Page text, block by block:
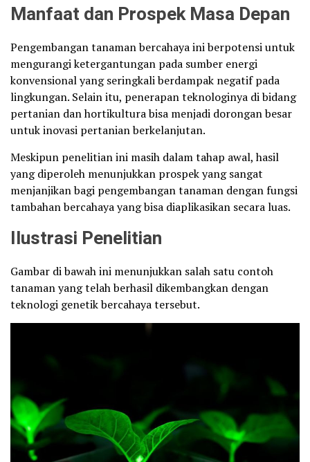
Manfaat dan Prospek Masa Depan
Pengembangan tanaman bercahaya ini berpotensi untuk
mengurangi ketergantungan pada sumber energi
konvensional yang seringkali berdampak negatif pada
lingkungan. Selain itu, penerapan teknologinya di bidang
pertanian dan hortikultura bisa menjadi dorongan besar
untuk inovasi pertanian berkelanjutan.
Meskipun penelitian ini masih dalam tahap awal, hasil
yang diperoleh menunjukkan prospek yang sangat
menjanjikan bagi pengembangan tanaman dengan fungsi
tambahan bercahaya yang bisa diaplikasikan secara luas.
Ilustrasi Penelitian
Gambar di bawah ini menunjukkan salah satu contoh
tanaman yang telah berhasil dikembangkan dengan
teknologi genetik bercahaya tersebut.